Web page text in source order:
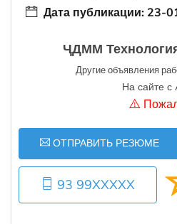
Дата публикации: 23-
ҶДММ
Другие объявления
На сайте с
ОТПРАВИТЬ РЕЗЮМЕ
93 99XXXXX